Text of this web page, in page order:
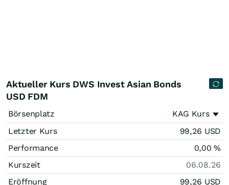
Aktueller Kurs DWS Invest Asian Bonds
USD FDM
Börsenplatz
KAG Kurs
Letzter Kurs
99,26 USD
Performance
0,00%
Kurszeit
06.08.26
Eröffnung
99,26 USD